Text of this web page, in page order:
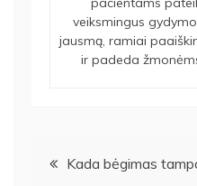
veiksmingus
jausmą, ramiai
ir padeda
Navigacija
Kada bėgimas